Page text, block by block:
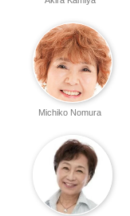
Michiko Nomura